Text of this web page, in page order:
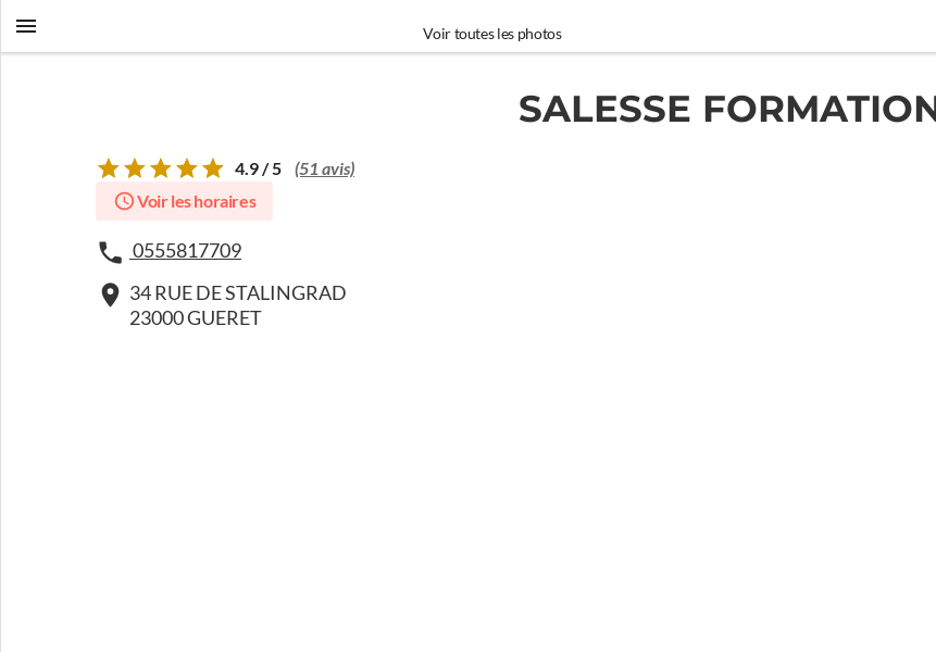
Voir toutes les photos
SALESSE
4.9 / 5 (51 avis)
Voir les horaires
0555817709
34 RUE DE STALINGRAD
23000 GUERET